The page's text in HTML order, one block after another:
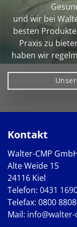
und wir bei
besten
Praxis zu
haben wir
Kontakt
Walter-CMP
Alte Weide 15
24116 Kiel
Telefon: 0431
Telefax: 0800
Mail: